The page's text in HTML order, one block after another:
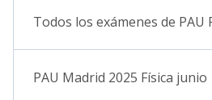
Todos los exámenes de PAU
PAU Madrid 2025 Física junio